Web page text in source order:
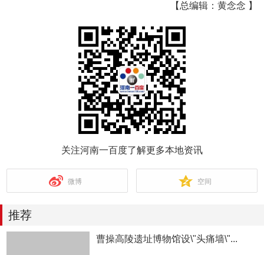
【总编辑：黄念念 】
关注河南一百度了解更多本地资讯
微博 空间
推荐
曹操高陵遗址博物馆设\"头痛墙\"...